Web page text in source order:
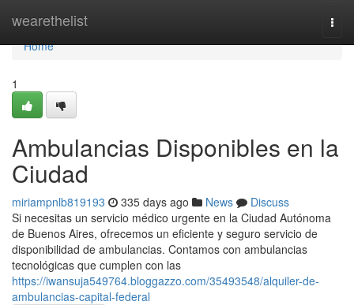
wearethelist
Home
Home
1
Ambulancias Disponibles en la
Ciudad
miriampnlb819193 335 days ago News
Discuss
Si necesitas un servicio médico urgente en la Ciudad Autónoma
de Buenos Aires, ofrecemos un eficiente y seguro servicio de
disponibilidad de ambulancias. Contamos con ambulancias
tecnológicas que cumplen con las
https://iwansuja549764.bloggazzo.com/35493548/alquiler-de-
ambulancias-capital-federal